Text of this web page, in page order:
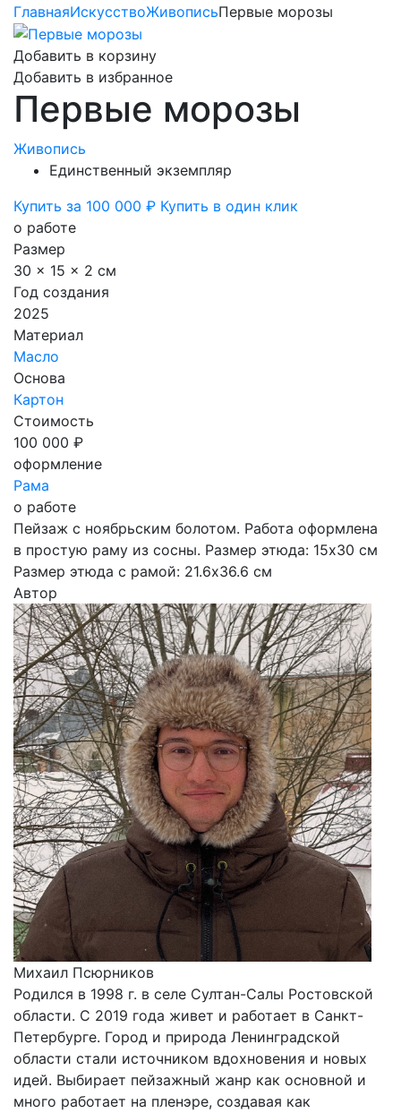
ГлавнаяИскусствоЖивописьПервые морозы
Добавить в корзину
Добавить в избранное
Первые морозы
Живопись
Единственный экземпляр
Купить за 100 000 ₽ Купить в один клик
о работе
Размер
30 x 15 x 2 см
Год создания
2025
Материал
Масло
Основа
Картон
Стоимость
100 000 ₽
оформление
Рама
о работе
Пейзаж с ноябрьским болотом. Работа оформлена
в простую раму из сосны. Размер этюда: 15х30 см
Размер этюда с рамой: 21.6х36.6 см
Автор
Михаил Псюрников
Родился в 1998 г. в селе Султан-Салы Ростовской
области. С 2019 года живет и работает в Санкт-
Петербурге. Город и природа Ленинградской
области стали источником вдохновения и новых
идей. Выбирает пейзажный жанр как основной и
много работает на пленэре, создавая как